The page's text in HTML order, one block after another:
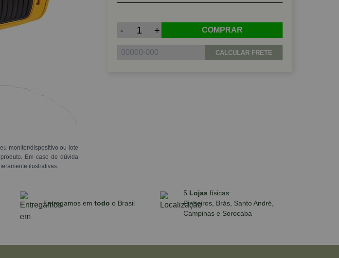
monitor/dispositivo ou lote
Em caso de dúvida
ilustrativas.
- + COMPRAR
CALCULAR FRETE
Entregamos em todo o Brasil
5 Lojas físicas:
Pinheiros, Brás, Santo André,
Campinas e Sorocaba